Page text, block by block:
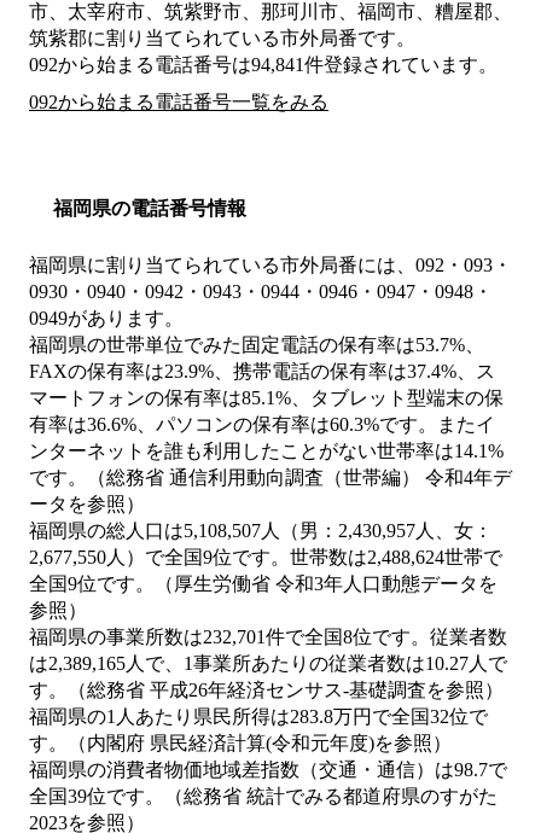
市、太宰府市、筑紫野市、那珂川市、福岡市、糟屋郡、
筑紫郡に割り当てられている市外局番です。
092から始まる電話番号は94,841件登録されています。
092から始まる電話番号一覧をみる
福岡県の電話番号情報
福岡県に割り当てられている市外局番には、092・093・
0930・0940・0942・0943・0944・0946・0947・0948・
0949があります。
福岡県の世帯単位でみた固定電話の保有率は53.7%、
FAXの保有率は23.9%、携帯電話の保有率は37.4%、ス
マートフォンの保有率は85.1%、タブレット型端末の保
有率は36.6%、パソコンの保有率は60.3%です。またイ
ンターネットを誰も利用したことがない世帯率は14.1%
です。（総務省 通信利用動向調査（世帯編） 令和4年デ
ータを参照）
福岡県の総人口は5,108,507人（男：2,430,957人、女：
2,677,550人）で全国9位です。世帯数は2,488,624世帯で
全国9位です。（厚生労働省 令和3年人口動態データを
参照）
福岡県の事業所数は232,701件で全国8位です。従業者数
は2,389,165人で、1事業所あたりの従業者数は10.27人で
す。（総務省 平成26年経済センサス‐基礎調査を参照）
福岡県の1人あたり県民所得は283.8万円で全国32位で
す。（内閣府 県民経済計算(令和元年度)を参照）
福岡県の消費者物価地域差指数（交通・通信）は98.7で
全国39位です。（総務省 統計でみる都道府県のすがた
2023を参照）